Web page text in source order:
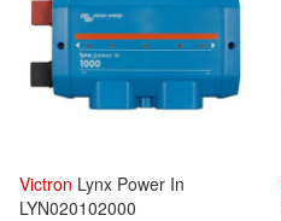
Victron Lynx Power In
LYN020102000